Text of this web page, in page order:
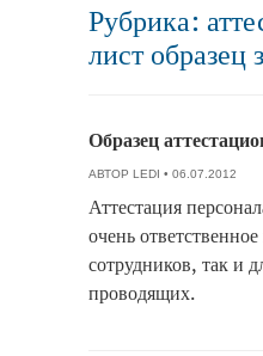
Рубрика:
лист образец
Образец
АВТОР LEDI • 06.07.2012
Аттестация
очень
сотрудников, так и
проводящих.